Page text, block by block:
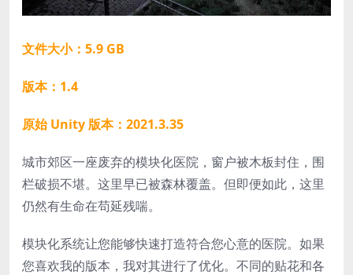
文件大小：5.9 GB
版本：1.4
原始 Unity 版本：2021.3.35
城市郊区一座废弃的模块化医院，窗户被木板封住，围
栏破损不堪。这里早已被森林覆盖。但即便如此，这里
仍然有生命在苟延残喘。
模块化系统让您能够快速打造符合您心意的医院。如果
您喜欢我的版本，我对其进行了优化。不同的贴花和各